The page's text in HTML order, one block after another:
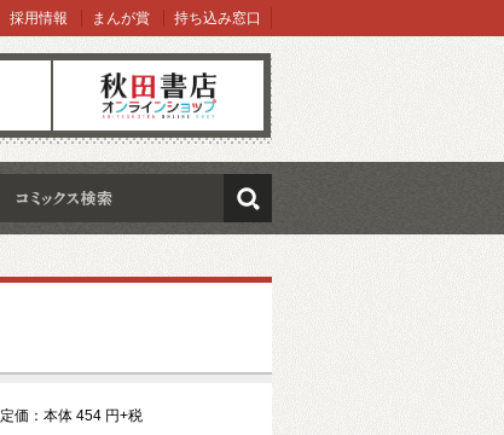
オンラインショップ
採用情報 まんが賞 持ち込み窓口
検索
定価：本体 454 円+税